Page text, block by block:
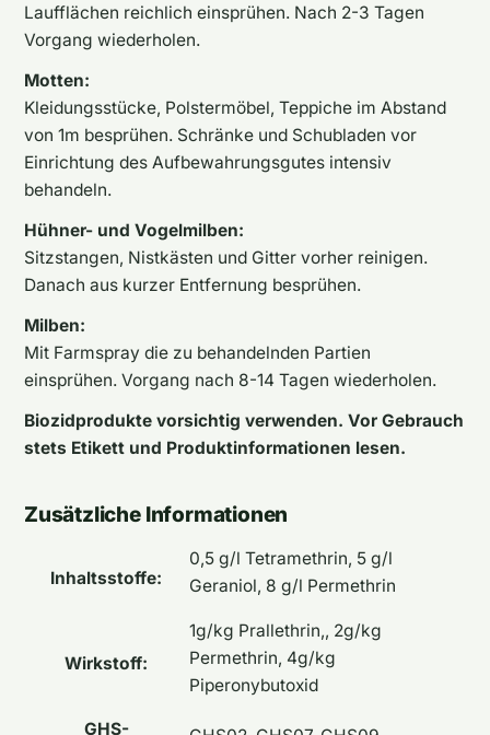
Laufflächen reichlich einsprühen. Nach 2-3 Tagen
Vorgang wiederholen.
Motten:
Kleidungsstücke, Polstermöbel, Teppiche im Abstand
von 1m besprühen. Schränke und Schubladen vor
Einrichtung des Aufbewahrungsgutes intensiv
behandeln.
Hühner- und Vogelmilben:
Sitzstangen, Nistkästen und Gitter vorher reinigen.
Danach aus kurzer Entfernung besprühen.
Milben:
Mit Farmspray die zu behandelnden Partien
einsprühen. Vorgang nach 8-14 Tagen wiederholen.
Biozidprodukte vorsichtig verwenden. Vor Gebrauch
stets Etikett und Produktinformationen lesen.
Zusätzliche Informationen
Inhaltsstoffe:
0,5 g/l Tetramethrin, 5 g/l
Geraniol, 8 g/l Permethrin
Wirkstoff:
1g/kg Prallethrin,, 2g/kg
Permethrin, 4g/kg
Piperonybutoxid
GHS-